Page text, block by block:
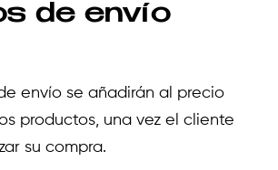
de envío
envío se añadirán al precio
productos, una vez el cliente
su compra.